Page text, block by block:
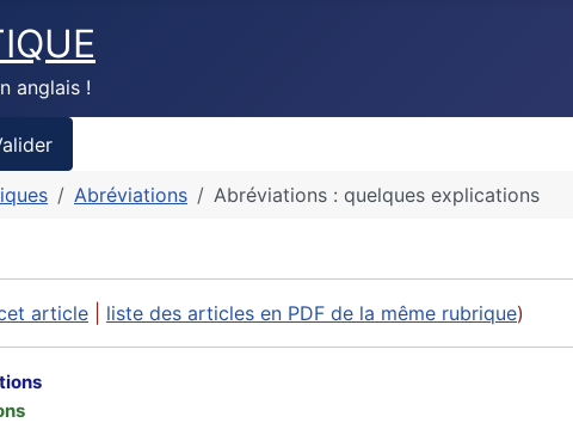
anglais !
Abréviations Abréviations : quelques explications
article liste des articles en PDF de la même rubrique)